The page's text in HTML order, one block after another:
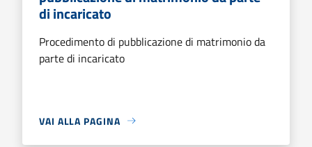
di incaricato
Procedimento di pubblicazione di matrimonio da
parte di incaricato
VAI ALLA PAGINA